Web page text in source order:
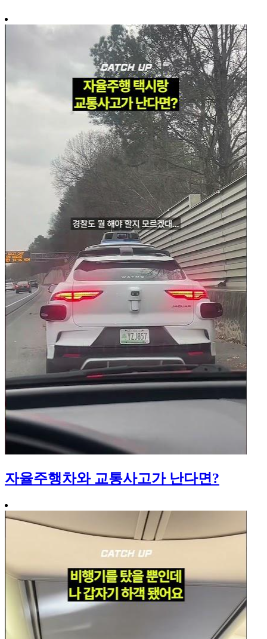
자율주행차와 교통사고가 난다면?